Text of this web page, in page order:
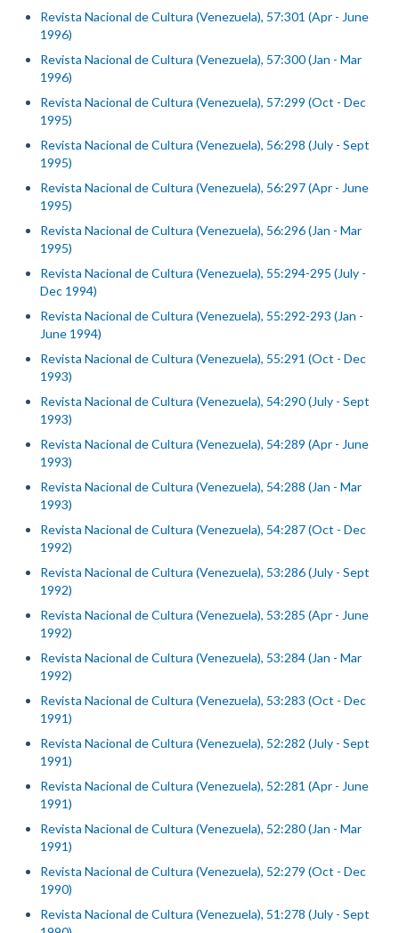
Revista Nacional de Cultura (Venezuela), 57:301 (Apr - June
1996)
Revista Nacional de Cultura (Venezuela), 57:300 (Jan - Mar
1996)
Revista Nacional de Cultura (Venezuela), 57:299 (Oct - Dec
1995)
Revista Nacional de Cultura (Venezuela), 56:298 (July - Sept
1995)
Revista Nacional de Cultura (Venezuela), 56:297 (Apr - June
1995)
Revista Nacional de Cultura (Venezuela), 56:296 (Jan - Mar
1995)
Revista Nacional de Cultura (Venezuela), 55:294-295 (July -
Dec 1994)
Revista Nacional de Cultura (Venezuela), 55:292-293 (Jan -
June 1994)
Revista Nacional de Cultura (Venezuela), 55:291 (Oct - Dec
1993)
Revista Nacional de Cultura (Venezuela), 54:290 (July - Sept
1993)
Revista Nacional de Cultura (Venezuela), 54:289 (Apr - June
1993)
Revista Nacional de Cultura (Venezuela), 54:288 (Jan - Mar
1993)
Revista Nacional de Cultura (Venezuela), 54:287 (Oct - Dec
1992)
Revista Nacional de Cultura (Venezuela), 53:286 (July - Sept
1992)
Revista Nacional de Cultura (Venezuela), 53:285 (Apr - June
1992)
Revista Nacional de Cultura (Venezuela), 53:284 (Jan - Mar
1992)
Revista Nacional de Cultura (Venezuela), 53:283 (Oct - Dec
1991)
Revista Nacional de Cultura (Venezuela), 52:282 (July - Sept
1991)
Revista Nacional de Cultura (Venezuela), 52:281 (Apr - June
1991)
Revista Nacional de Cultura (Venezuela), 52:280 (Jan - Mar
1991)
Revista Nacional de Cultura (Venezuela), 52:279 (Oct - Dec
1990)
Revista Nacional de Cultura (Venezuela), 51:278 (July - Sept